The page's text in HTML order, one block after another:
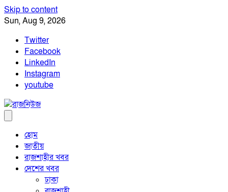
Skip to content
Sun, Aug 9, 2026
Twitter
Facebook
LinkedIn
Instagram
youtube
হোম
জাতীয়
রাজশাহীর খবর
দেশের খবর
ঢাকা